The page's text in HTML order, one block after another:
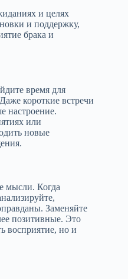
и целях
и поддержку,
брака и
время для
короткие встречи
настроение.
или
новые
мысли. Когда
Заменяйте
позитивные. Это
восприятие, но и